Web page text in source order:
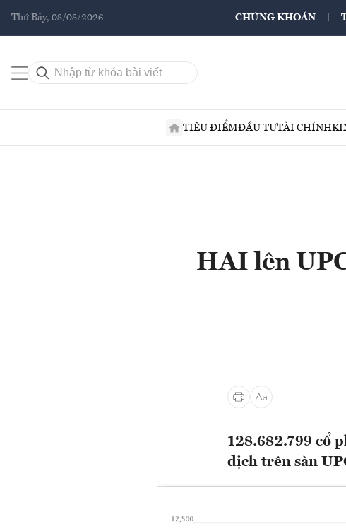
Thứ Bảy, 08/08/2026 CHỨNG KHOÁN
TIÊU ĐIỂMĐẦU TƯTÀI CHÍNH
HAI lên
128.682.799 cổ
dịch trên sàn